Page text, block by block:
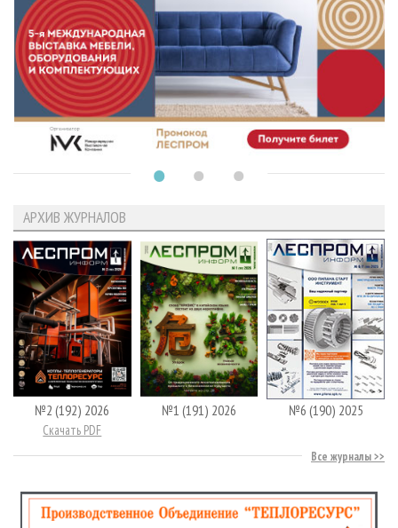
АРХИВ ЖУРНАЛОВ
№2 (192) 2026
Скачать PDF
№1 (191) 2026 №6 (190) 2025
Все журналы